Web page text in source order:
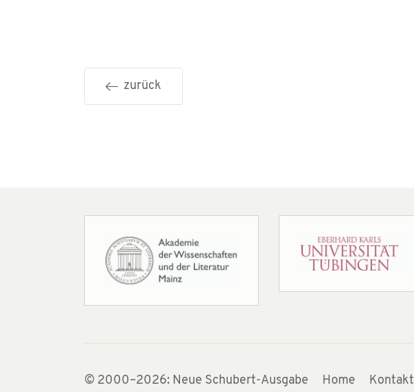
zurück
© 2000–2026: Neue Schubert-Ausgabe Home Kontakt